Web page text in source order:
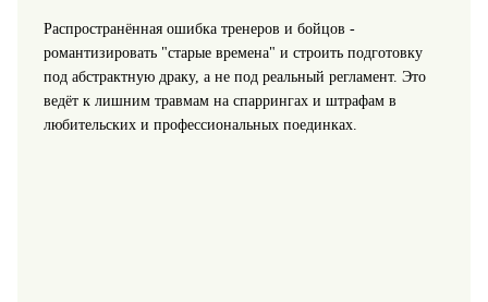
Распространённая ошибка тренеров и бойцов -
романтизировать "старые времена" и строить подготовку
под абстрактную драку, а не под реальный регламент. Это
ведёт к лишним травмам на спаррингах и штрафам в
любительских и профессиональных поединках.